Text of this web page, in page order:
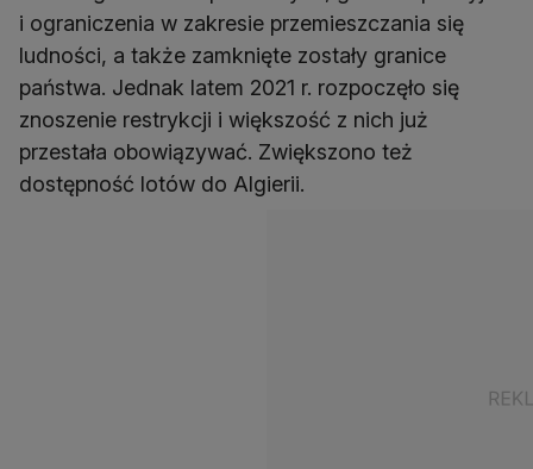
i ograniczenia w zakresie przemieszczania się
ludności, a także zamknięte zostały granice
państwa. Jednak latem 2021 r. rozpoczęło się
znoszenie restrykcji i większość z nich już
przestała obowiązywać. Zwiększono też
dostępność lotów do Algierii.